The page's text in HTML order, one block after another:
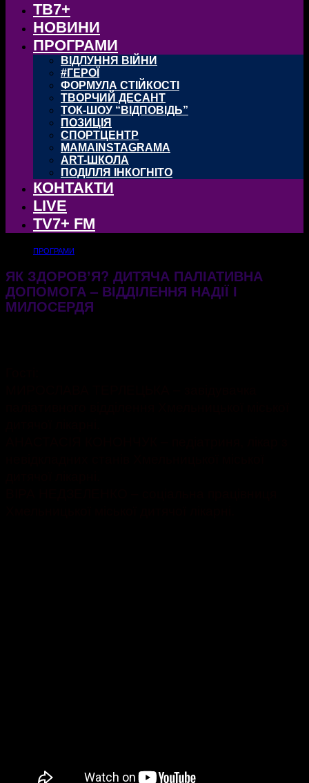
ТВ7+
НОВИНИ
ПРОГРАМИ
ВІДЛУННЯ ВІЙНИ
#ГЕРОЇ
ФОРМУЛА СТІЙКОСТІ
ТВОРЧИЙ ДЕСАНТ
ТОК-ШОУ “ВІДПОВІДЬ”
ПОЗИЦІЯ
СПОРТЦЕНТР
MAMAINSTAGRAMA
ART-ШКОЛА
ПОДІЛЛЯ ІНКОГНІТО
КОНТАКТИ
LIVE
TV7+ FM
ПРОГРАМИ
ЯК ЗДОРОВʼЯ? ДИТЯЧА ПАЛІАТИВНА
ДОПОМОГА – ВІДДІЛЕННЯ НАДІЇ І
МИЛОСЕРДЯ